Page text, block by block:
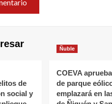
de
social y
Ñuble
COEVA
de parque
emplazará en